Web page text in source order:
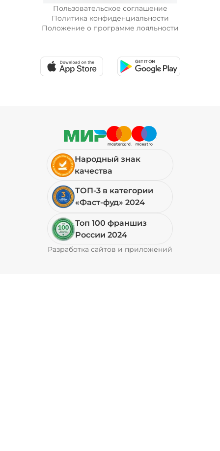
Пользовательское соглашение
Политика конфиденциальности
Положение о программе лояльности
Народный знак
качества
ТОП-3 в категории
«Фаст-фуд» 2024
Топ 100 франшиз
России 2024
Разработка сайтов и приложений
Pyrobyte